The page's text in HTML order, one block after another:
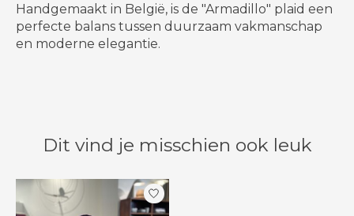
Handgemaakt in België, is de "Armadillo" plaid een
perfecte balans tussen duurzaam vakmanschap
en moderne elegantie.
Dit vind je misschien ook leuk
Items van productcarrousel